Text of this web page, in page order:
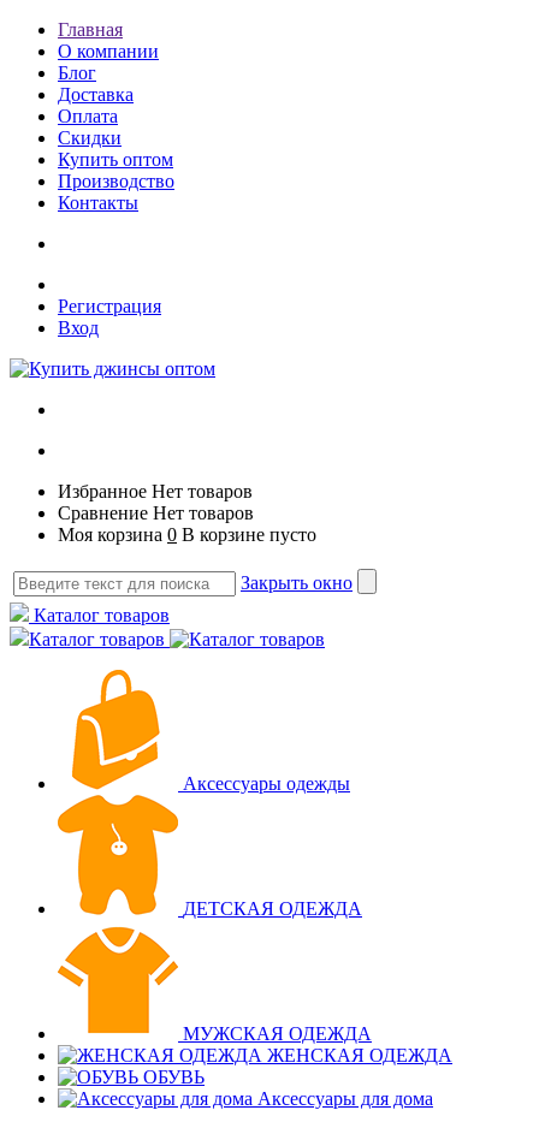
Главная
О компании
Блог
Доставка
Оплата
Скидки
Купить оптом
Производство
Контакты
Регистрация
Вход
Избранное Нет товаров
Сравнение Нет товаров
Моя корзина 0 В корзине пусто
Закрыть окно
Каталог товаров
Каталог товаров
Аксессуары одежды
ДЕТСКАЯ ОДЕЖДА
МУЖСКАЯ ОДЕЖДА
ЖЕНСКАЯ ОДЕЖДА
ОБУВЬ
Аксессуары для дома